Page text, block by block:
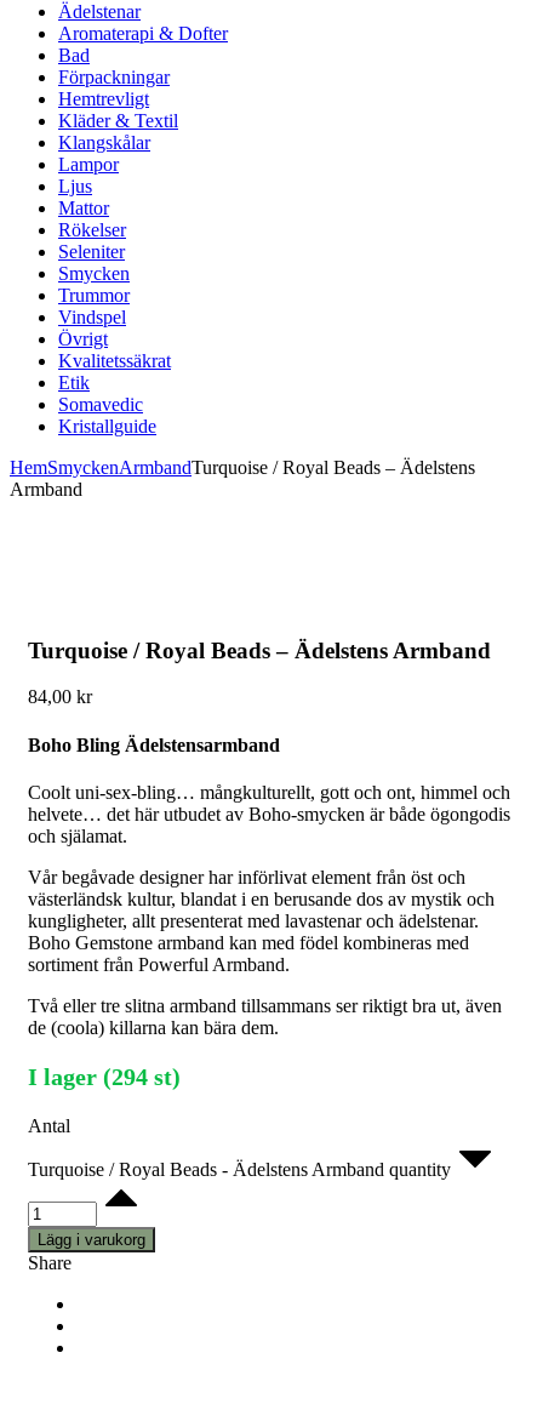
Ädelstenar
Aromaterapi & Dofter
Bad
Förpackningar
Hemtrevligt
Kläder & Textil
Klangskålar
Lampor
Ljus
Mattor
Rökelser
Seleniter
Smycken
Trummor
Vindspel
Övrigt
Kvalitetssäkrat
Etik
Somavedic
Kristallguide
HemSmyckenArmbandTurquoise / Royal Beads – Ädelstens
Armband
Turquoise / Royal Beads – Ädelstens Armband
84,00 kr
Boho Bling Ädelstensarmband
Coolt uni-sex-bling… mångkulturellt, gott och ont, himmel och
helvete… det här utbudet av Boho-smycken är både ögongodis
och själamat.
Vår begåvade designer har införlivat element från öst och
västerländsk kultur, blandat i en berusande dos av mystik och
kungligheter, allt presenterat med lavastenar och ädelstenar.
Boho Gemstone armband kan med födel kombineras med
sortiment från Powerful Armband.
Två eller tre slitna armband tillsammans ser riktigt bra ut, även
de (coola) killarna kan bära dem.
I lager (294 st)
Antal
Turquoise / Royal Beads - Ädelstens Armband quantity
Lägg i varukorg
Share